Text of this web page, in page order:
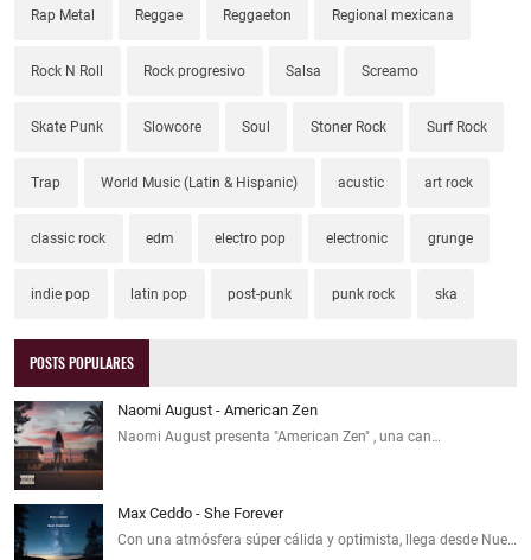
Rap Metal Reggae Reggaeton Regional mexicana
Rock N Roll Rock progresivo Salsa Screamo
Skate Punk Slowcore Soul Stoner Rock Surf Rock
Trap World Music (Latin & Hispanic) acustic art rock
classic rock edm electro pop electronic grunge
indie pop latin pop post-punk punk rock ska
POSTS POPULARES
Naomi August - American Zen
Naomi August presenta "American Zen" , una can…
Max Ceddo - She Forever
Con una atmósfera súper cálida y optimista, llega desde Nue…